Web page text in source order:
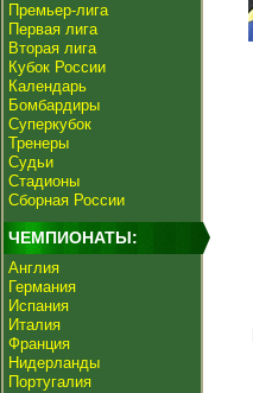
Премьер-лига
Первая лига
Вторая лига
Кубок России
Календарь
Бомбардиры
Суперкубок
Тренеры
Судьи
Стадионы
Сборная России
ЧЕМПИОНАТЫ:
Англия
Германия
Испания
Италия
Франция
Нидерланды
Португалия